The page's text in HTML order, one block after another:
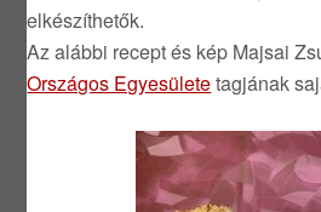
elkészíthetők.
Az alábbi recept és kép Majsai
Országos Egyesületetagjának